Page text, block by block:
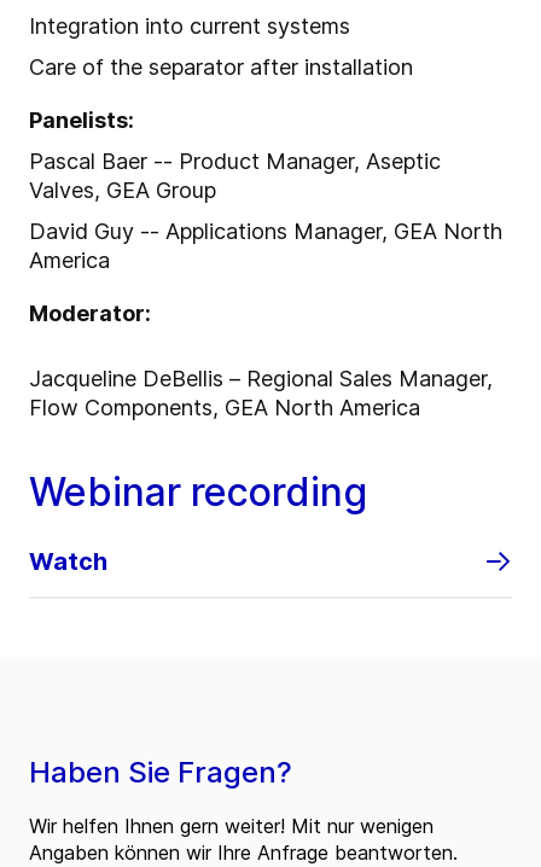
Integration into current systems
Care of the separator after installation
Panelists:
Pascal Baer -- Product Manager, Aseptic
Valves, GEA Group
David Guy -- Applications Manager, GEA North
America
Moderator:
Jacqueline DeBellis – Regional Sales Manager,
Flow Components, GEA North America
Webinar recording
Watch
Haben Sie Fragen?
Wir helfen Ihnen gern weiter! Mit nur wenigen
Angaben können wir Ihre Anfrage beantworten.